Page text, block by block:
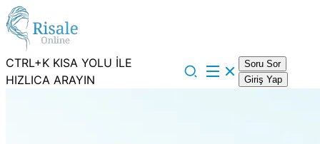
CTRL+K KISA YOLU İLE
HIZLICA ARAYIN
Soru Sor
Giriş Yap